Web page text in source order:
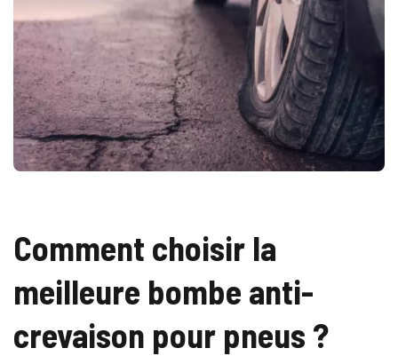
Comment choisir la
meilleure bombe anti-
crevaison pour pneus ?